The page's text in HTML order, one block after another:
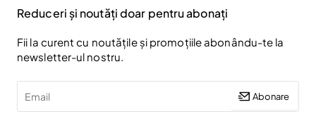
Reduceri și noutăți doar pentru abonați
Fii la curent cu noutățile și promoțiile abonându-te la
newsletter-ul nostru.
Abonare